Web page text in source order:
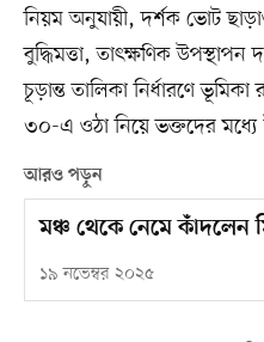
নিয়ম অনুযায়ী, দর্শক ভোট
বুদ্ধিমত্তা, তাৎক্ষণিক উপস্থাপন
চূড়ান্ত তালিকা নির্ধারণে ভূমিকা
৩০-এ ওঠা নিয়ে ভক্তদের মধ্যে
আরও পড়ুন
মঞ্চ থেকে নেমে কাঁদলেন
১৯ নভেম্বর ২০২৫